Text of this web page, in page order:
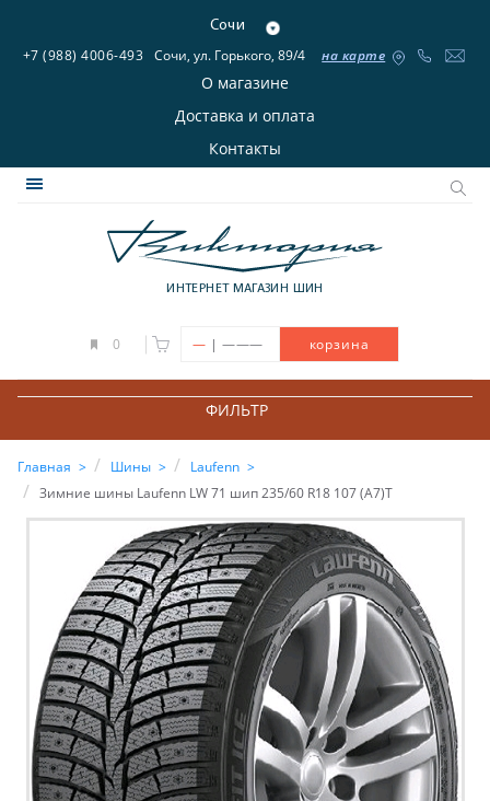
Сочи
+7 (988) 4006-493 Сочи, ул. Горького, 89/4 на карте
О магазине
Доставка и оплата
Контакты
ИНТЕРНЕТ МАГАЗИН ШИН
0 — | ——— корзина
ФИЛЬТР
Главная Шины
Laufenn
Зимние шины Laufenn LW 71 шип 235/60 R18 107 (A7)T